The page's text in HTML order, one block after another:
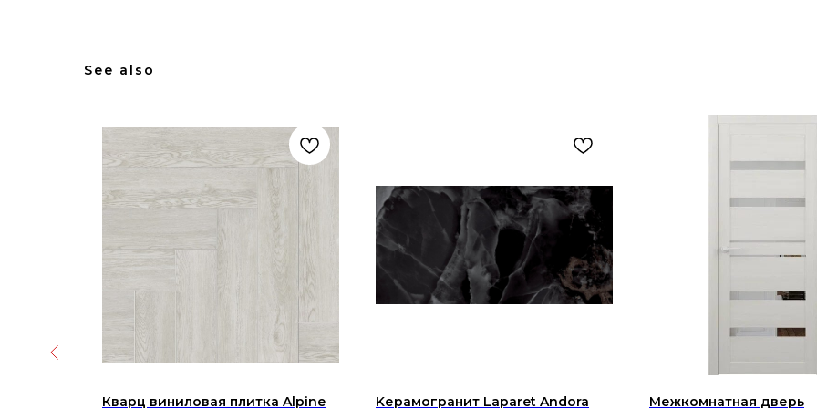
See also
Кварц виниловая плитка Alpine
Kерамогранит Laparet Andora
Межкомнатная дверь